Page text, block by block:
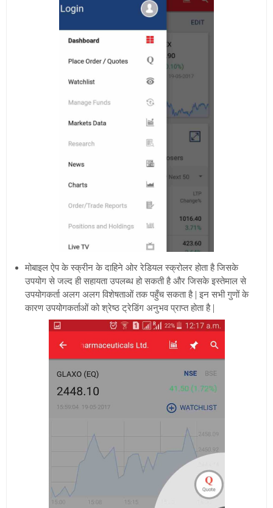
मोबाइल ऐप के स्क्रीन के दाहिने ओर रेडियल स्क्रोलर होता है जिसके
उपयोग से जल्द ही सहायता उपलब्ध हो सकती है और जिसके इस्तेमाल से
उपयोगकर्ता अलग अलग विशेषताओं तक पहुँच सकता है | इन सभी गुणों के
कारण उपयोगकर्ताओं को श्रेष्ठ ट्रेडिंग अनुभव प्राप्त होता है |